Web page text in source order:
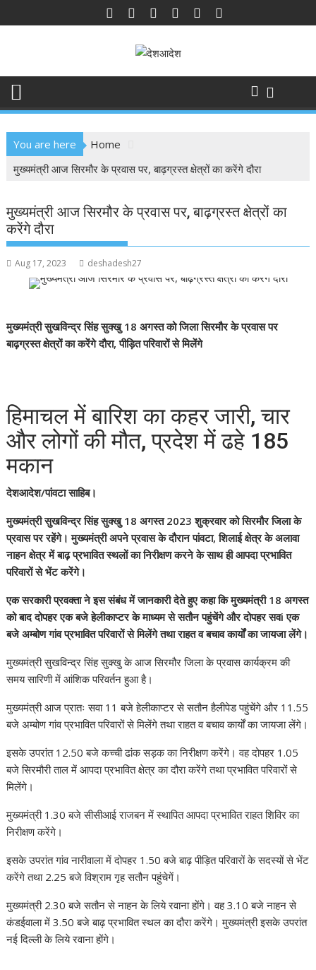
to
You are here
Home
मुख्यमंत्री आज सिरमौर के प्रवास पर, बाढ़ग्रस्त क्षेत्रों का करेंगे दौरा
मुख्यमंत्री आज सिरमौर के प्रवास पर, बाढ़ग्रस्त क्षेत्रों का
करेंगे दौरा
Aug 17, 2023 deshadesh27
मुख्यमंत्री सुखविन्द्र सिंह सुक्खु 18 अगस्त को जिला सिरमौर के प्रवास पर
बाढ़ग्रस्त क्षेत्रों का करेंगे दौरा, पीड़ित परिवारों से मिलेंगे
हिमाचल में बारिश का कहर जारी, चार
और लोगों की मौत, प्रदेश में ढहे 185
मकान
देशआदेश/पांवटा साहिब।
मुख्यमंत्री सुखविन्द्र सिंह सुक्खु 18 अगस्त 2023 शुक्रवार को सिरमौर जिला के
प्रवास पर रहेंगे। मुख्यमंत्री अपने प्रवास के दौरान पांवटा, शिलाई क्षेत्र के अलावा
नाहन क्षेत्र में बाढ़ प्रभावित स्थलों का निरीक्षण करने के साथ ही आपदा प्रभावित
परिवारों से भेंट करेंगे।
एक सरकारी प्रवक्ता ने इस संबंध में जानकारी देते हुए कहा कि मुख्यमंत्री 18 अगस्त
को बाद दोपहर एक बजे हेलीकाप्टर के माध्यम से सतौन पहुंचेंगे और दोपहर सवi एक
बजे अम्बोण गांव प्रभावित परिवारों से मिलेंगे तथा राहत व बचाव कार्यों का जायजा लेंगे।
मुख्यमंत्री सुखविन्द्र सिंह सुक्खु के आज सिरमौर जिला के प्रवास कार्यक्रम की
समय सारिणी में आंशिक परिवर्तन हुआ है।
मुख्यमंत्री आज प्रातः सवा 11 बजे हेलीकाप्टर से सतौन हैलीपेड पहुंचेंगे और 11.55
बजे अम्बोण गांव प्रभावित परिवारों से मिलेंगे तथा राहत व बचाव कार्यों का जायजा लेंगे।
इसके उपरांत 12.50 बजे कच्ची ढांक सड़क का निरीक्षण करेंगे। वह दोपहर 1.05
बजे सिरमौरी ताल में आपदा प्रभावित क्षेत्र का दौरा करेंगे तथा प्रभावित परिवारों से
मिलेंगे।
मुख्यमंत्री 1.30 बजे सीसीआई राजबन में स्थापित आपदा प्रभावित राहत शिविर का
निरीक्षण करेंगे।
इसके उपरांत गांव नारीवाला में दोपहर 1.50 बजे बाढ़ पीड़ित परिवारों के सदस्यों से भेंट
करेंगे तथा 2.25 बजे विश्राम गृह सतौन पहुंचेगें।
मुख्यमंत्री 2.30 बजे सतौन से नाहन के लिये रवाना होंगे। वह 3.10 बजे नाहन से
कंडईवाला में 3.50 बजे बाढ़ प्रभावित स्थल का दौरा करेंगे। मुख्यमंत्री इसके उपरांत
नई दिल्ली के लिये रवाना होंगे।